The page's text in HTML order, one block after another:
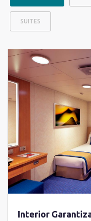
SUITES
Interior